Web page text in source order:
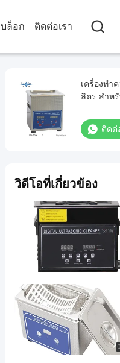
บล็อก ติดต่อเรา
เครื่องทํา
ลิตร สําหรั
ทําความส
ติดต่
วิดีโอที่เกี่ยวข้อง